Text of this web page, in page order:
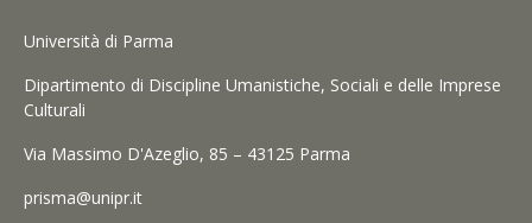
Università di Parma
Dipartimento di Discipline Umanistiche, Sociali e delle Imprese
Culturali
Via Massimo D'Azeglio, 85 – 43125 Parma
prisma@unipr.it